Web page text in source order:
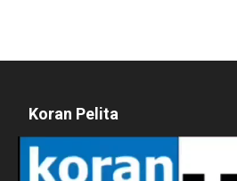
Koran Pelita
Pemutar
Video